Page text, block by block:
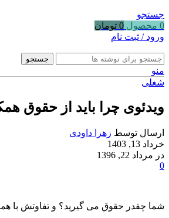
جستجو
0 محصول 0 تومان
ورود / ثبت نام
جستجو
منو
شغلی
ویدئوی چرا باید از حقوق
ارسال توسط زهرا داودی
خرداد 13, 1403
در مرداد 22, 1396
0
شما چقدر حقوق می گیرید؟ و تفاوتش با